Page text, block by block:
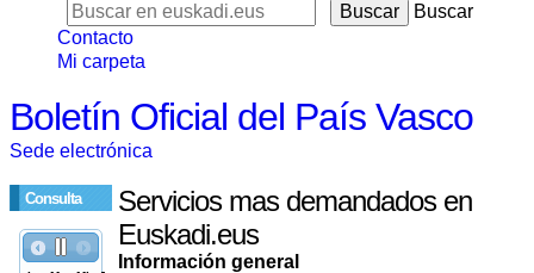
Buscar
Contacto
Mi carpeta
Boletín Oficial del País Vasco
Sede electrónica
Consulta
Servicios mas demandados en
Euskadi.eus
Información general